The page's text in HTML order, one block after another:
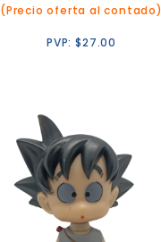
(Precio oferta al contado)
PVP:$27.00